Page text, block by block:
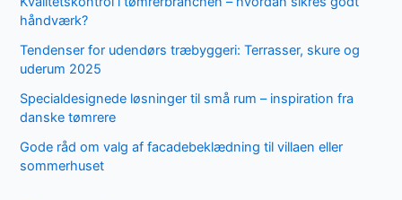
håndværk?
Tendenser for udendørs træbyggeri: Terrasser, skure og
uderum 2025
Specialdesignede løsninger til små rum – inspiration fra
danske tømrere
Gode råd om valg af facadebeklædning til villaen eller
sommerhuset